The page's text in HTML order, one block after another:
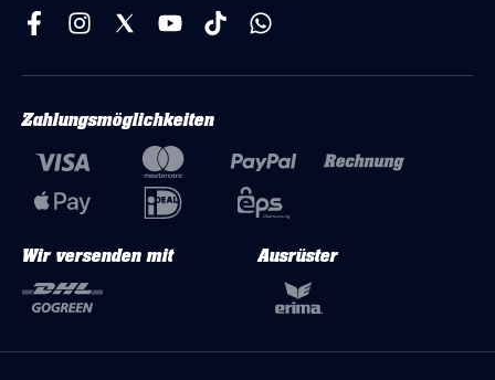
Zahlungsmöglichkeiten
Wir versenden mit Ausrüster